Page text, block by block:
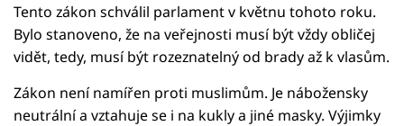
Tento zákon schválil parlament v květnu tohoto roku.
Bylo stanoveno, že na veřejnosti musí být vždy obličej
vidět, tedy, musí být rozeznatelný od brady až k vlasům.
Zákon není namířen proti muslimům. Je nábožensky
neutrální a vztahuje se i na kukly a jiné masky. Výjimky